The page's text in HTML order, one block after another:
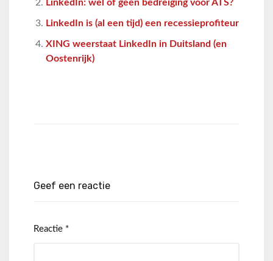
LinkedIn: wel of geen bedreiging voor ATS?
LinkedIn is (al een tijd) een recessieprofiteur
XING weerstaat LinkedIn in Duitsland (en
Oostenrijk)
Geef een reactie
Reactie *